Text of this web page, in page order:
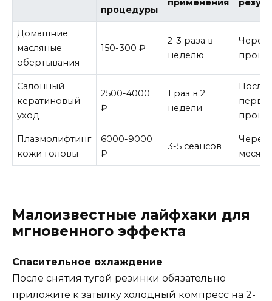
процедуры
применения
Домашние
масляные
обёртывания
150-300 ₽
2-3 раза в
неделю
Через
Салонный
кератиновый
уход
2500-4000
₽
1 раз в 2
недели
После
Плазмолифтинг
кожи головы
6000-9000
₽
3-5 сеансов
Через
месяц
Малоизвестные лайфхаки для
мгновенного эффекта
Спасительное охлаждение
После снятия тугой резинки обязательно
приложите к затылку холодный компресс на 2-